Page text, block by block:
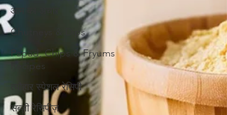
आम का अचार
Chutneys & Dips
Papad, Chips & Fryums
Recipes
त्यौहार स्पेशल रेसिपी
सब्ज़ी रेसिपीज़